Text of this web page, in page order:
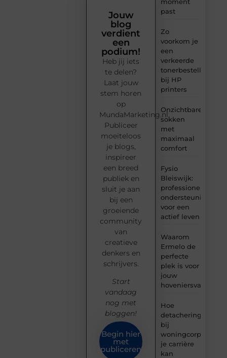
past
Zo
voorkom je
een
verkeerde
tonerbestelling
bij HP
printers
Onzichtbare
sokken
met
maximaal
comfort
Fysio
Bleiswijk:
professionele
ondersteuning
voor een
actief leven
Waarom
Ermelo de
perfecte
plek is voor
jouw
Hoe
detachering
bij
woningcorporaties
je carrière
kan
Jouw
blog
verdient
een
podium!
Heb jij iets
te delen?
Laat jouw
stem horen
op
MundaMarketing.nl.
Publiceer
moeiteloos
je blogs,
inspireer
een breed
publiek en
sluit je aan
bij een
groeiende
community
van
creatieve
denkers en
schrijvers.
Start
vandaag
nog met
bloggen!
Begin hier
met
publiceren